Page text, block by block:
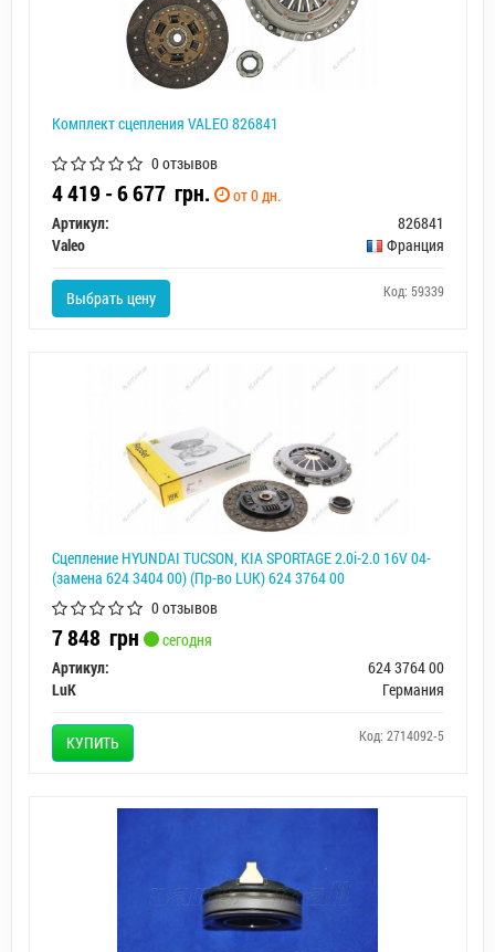
Комплект сцепления VALEO 826841
0 отзывов
4 419 - 6 677 грн.
от 0 дн.
Артикул:
826841
Valeo
Франция
Выбрать цену Код: 59339
Сцепление HYUNDAI TUCSON, KIA SPORTAGE 2.0i-2.0 16V 04-
(замена 624 3404 00) (Пр-во LUK) 624 3764 00
0 отзывов
7 848 грн
сегодня
Артикул:
624 3764 00
LuK
Германия
КУПИТЬ Код: 2714092-5